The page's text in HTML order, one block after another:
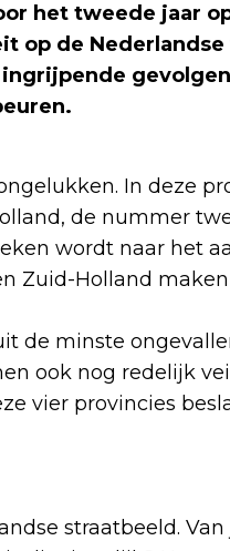
het tweede jaar
op de
.
In deze
de nummer
wordt naar het
Zuid-Holland
de minste
ook nog redelijk
vier provincies
straatbeeld.